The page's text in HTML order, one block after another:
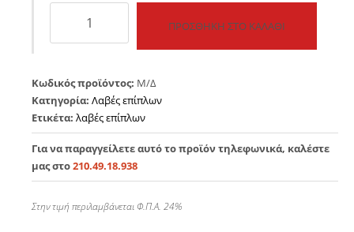
64mm
ΠΡΟΣΘΉΚΗ ΣΤΟ ΚΑΛΆΘΙ
Κωδικός προϊόντος: Μ/Δ
Κατηγορία: Λαβές επίπλων
Ετικέτα: λαβές επίπλων
Για να παραγγείλετε αυτό το προϊόν τηλεφωνικά, καλέστε
μας στο210.49.18.938
Στην τιμή περιλαμβάνεται Φ.Π.Α. 24%